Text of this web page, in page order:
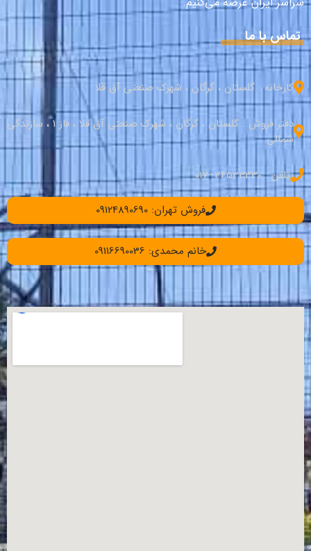
تماس با ما
کارخانه : گلستان ، گرگان ، شهرک صنعتی آق قلا
دفتر فروش : گلستان ، گرگان ، شهرک صنعتی آق قلا ، فاز 1 ، سازندگی
شمالی
تلفن : 34533330–017
فروش تهران: 09124890690
خانم محمدی: 09116690036